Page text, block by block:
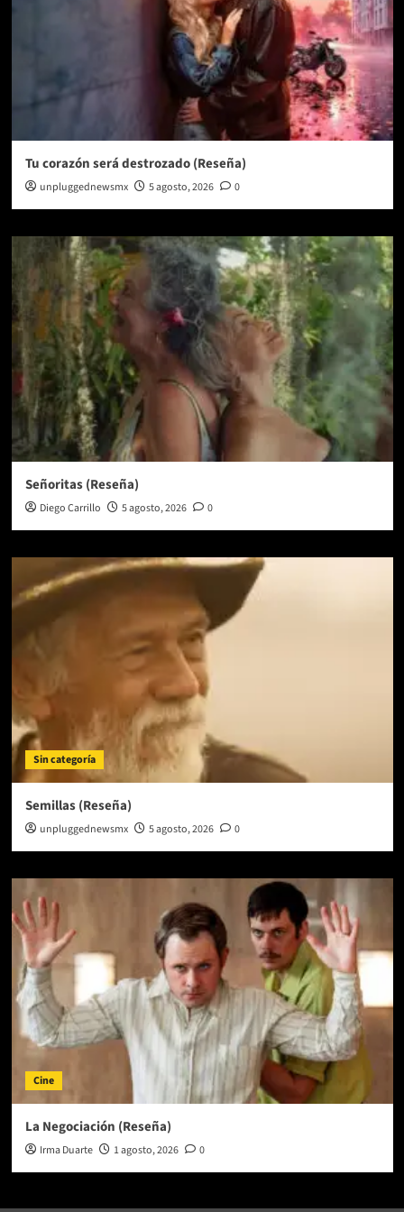
Tu corazón será destrozado (Reseña)
unpluggednewsmx 5 agosto, 2026 0
Señoritas (Reseña)
Diego Carrillo 5 agosto, 2026 0
Sin categoría
Semillas (Reseña)
unpluggednewsmx 5 agosto, 2026 0
Cine
La Negociación (Reseña)
Irma Duarte 1 agosto, 2026 0